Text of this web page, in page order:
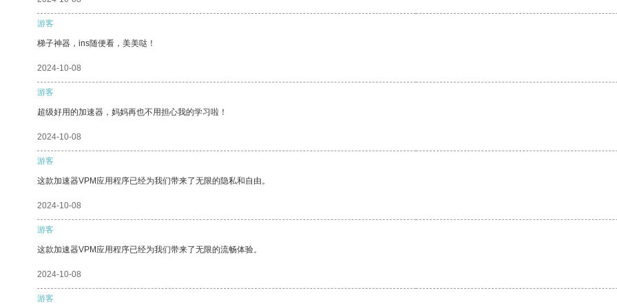
游客
梯子神器，ins随便看，美美哒！
2024-10-08
游客
超级好用的加速器，妈妈再也不用担心我的学习啦！
2024-10-08
游客
这款加速器VPM应用程序已经为我们带来了无限的隐私和自由。
2024-10-08
游客
这款加速器VPM应用程序已经为我们带来了无限的流畅体验。
2024-10-08
游客